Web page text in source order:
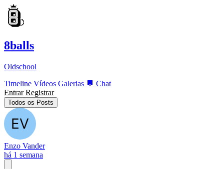
8balls
Oldschool
Timeline Vídeos Galerias 💬 Chat
Entrar Registrar
Todos os Posts
Enzo Vander
há 1 semana